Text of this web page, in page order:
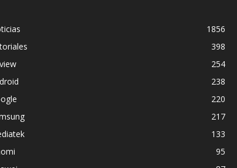
1856
398
254
238
220
217
133
95